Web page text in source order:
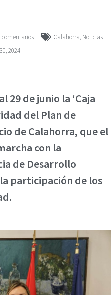
comentarios Calahorra, Noticias
2024
29 de junio la ‘Caja
del Plan de
de Calahorra, que el
con la
de Desarrollo
participación de los